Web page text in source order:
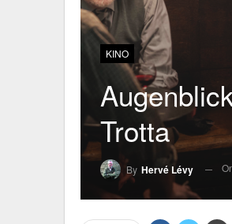
KINO
Trotta
By Hervé Lévy